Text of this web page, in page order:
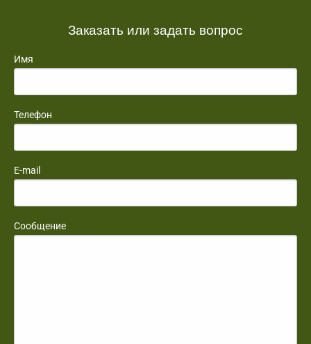
Заказать или задать вопрос
Имя
Телефон
E-mail
Сообщение